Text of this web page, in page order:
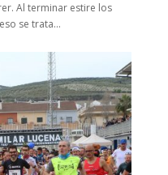
Al terminar estire los
se trata…